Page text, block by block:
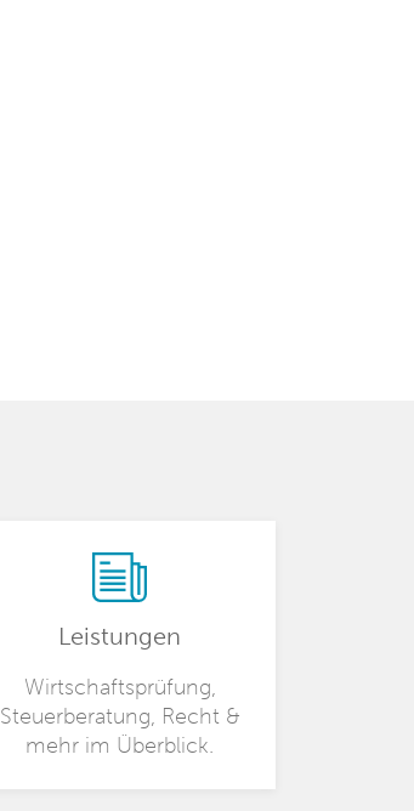
Leistungen
Wirtschaftsprüfung,
Steuerberatung, Recht &
mehr im Überblick.